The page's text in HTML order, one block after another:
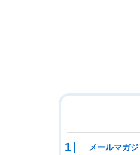
メールマガ